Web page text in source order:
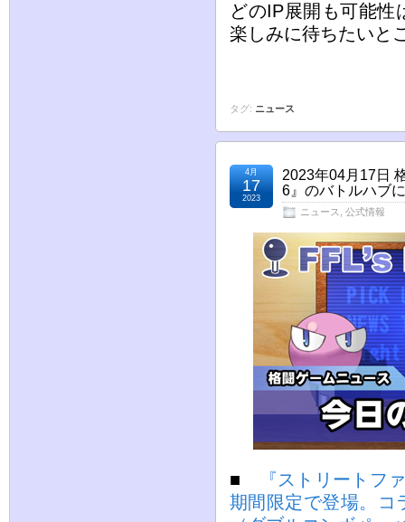
どのIP展開も可能性
楽しみに待ちたいと
タグ: ニュース
2023年04月17日
6』のバトルハブ
ニュース 公式情報
4月
17
2023
■
『ストリートフ
期間限定で登場。コ